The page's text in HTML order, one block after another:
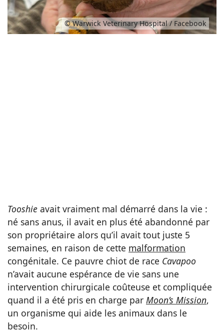
© Warwick Veterinary Hospital / Facebook
Tooshie avait vraiment mal démarré dans la vie :
né sans anus, il avait en plus été abandonné par
son propriétaire alors qu’il avait tout juste 5
semaines, en raison de cette malformation
congénitale. Ce pauvre chiot de race Cavapoo
n’avait aucune espérance de vie sans une
intervention chirurgicale coûteuse et compliquée
quand il a été pris en charge par Moon’s Mission,
un organisme qui aide les animaux dans le
besoin.